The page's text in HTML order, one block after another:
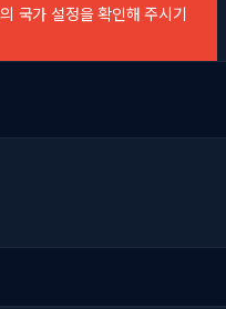
국가 설정을 확인해 주시기